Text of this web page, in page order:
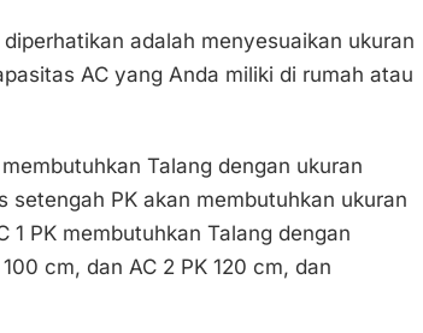
adalah menyesuaikan ukuran
AC yang Anda miliki di rumah atau
Talang dengan ukuran
PK akan membutuhkan ukuran
PK membutuhkan Talang dengan
cm, dan AC 2 PK 120 cm, dan